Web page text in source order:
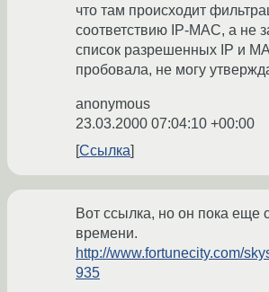
что там происходит
соответствию IP-МАС, а не
список разрешенных IP и
пробовала, не могу
anonymous
23.03.2000 07:04:10 +00:00
Ссылка
Вот ссылка, но он пока еще
времени.
http://www.fortunecity.com/
935